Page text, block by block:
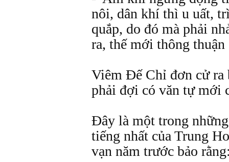
nôi, dân khí thì u uất,
quắp, do đó mà phải
ra, thế mới thông thuận
Viêm Đế Chỉ đơn cử ra
phải đợi có văn tự mới
Đây là một trong
tiếng nhất của Trung
vạn năm trước bảo